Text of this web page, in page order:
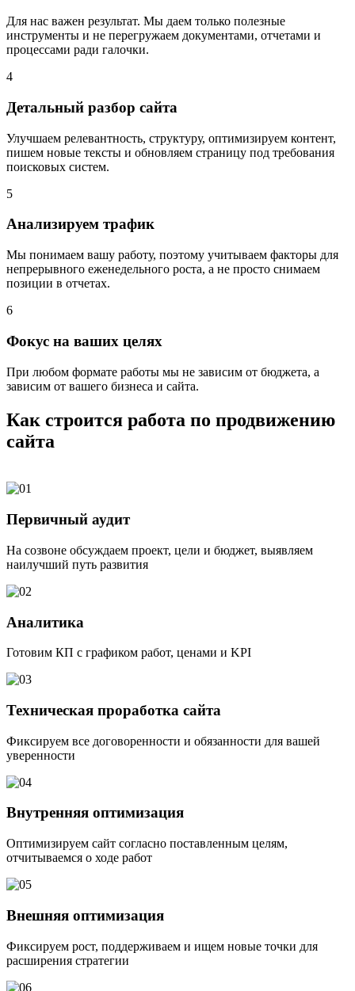
Для нас важен результат. Мы даем только полезные
инструменты и не перегружаем документами, отчетами и
процессами ради галочки.
4
Детальный разбор сайта
Улучшаем релевантность, структуру, оптимизируем контент,
пишем новые тексты и обновляем страницу под требования
поисковых систем.
5
Анализируем трафик
Мы понимаем вашу работу, поэтому учитываем факторы для
непрерывного еженедельного роста, а не просто снимаем
позиции в отчетах.
6
Фокус на ваших целях
При любом формате работы мы не зависим от бюджета, а
зависим от вашего бизнеса и сайта.
Как строится работа по продвижению
сайта
Первичный аудит
На созвоне обсуждаем проект, цели и бюджет, выявляем
наилучший путь развития
Аналитика
Готовим КП с графиком работ, ценами и KPI
Техническая проработка сайта
Фиксируем все договоренности и обязанности для вашей
уверенности
Внутренняя оптимизация
Оптимизируем сайт согласно поставленным целям,
отчитываемся о ходе работ
Внешняя оптимизация
Фиксируем рост, поддерживаем и ищем новые точки для
расширения стратегии